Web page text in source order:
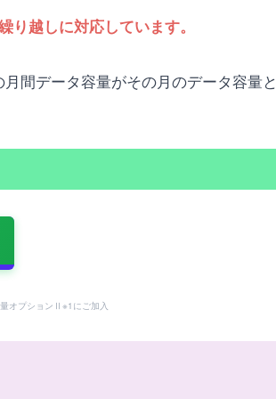
越しに対応しています。
間データ容量がその月のデータ容量と
オプションⅡ※1にご加入